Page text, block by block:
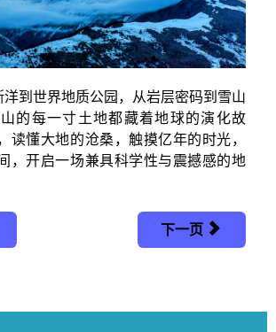
到世界地质公园，从岩层密码到雪山
的每一寸土地都藏着地球的演化故
读懂大地的沧桑，触摸亿年的时光，
，开启一场兼具科学性与震撼感的地
下一页